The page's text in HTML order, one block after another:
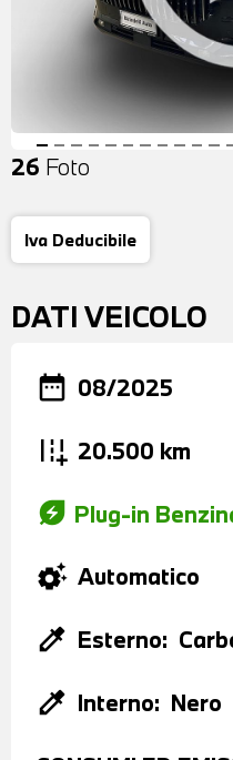
26 Foto
Iva Deducibile
DATI VEICOLO
date_range 08/2025
add_road 20.500 km
energy_savings_leaf Plug-in
settings_suggest Automatico
colorize Esterno:
colorize Interno: Nero